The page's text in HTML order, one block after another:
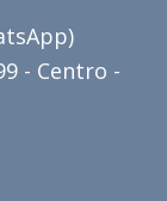
- Centro -